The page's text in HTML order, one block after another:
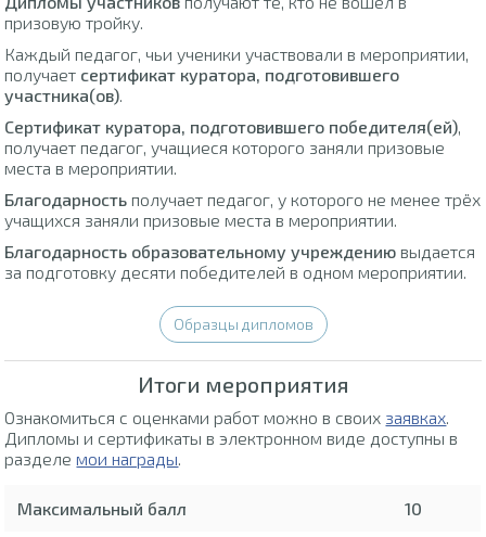
призовую тройку.
Каждый педагог, чьи ученики участвовали в мероприятии,
получает сертификат куратора, подготовившего
участника(ов).
Сертификат куратора, подготовившего победителя(ей),
получает педагог, учащиеся которого заняли призовые
места в мероприятии.
Благодарность получает педагог, у которого не менее трёх
учащихся заняли призовые места в мероприятии.
Благодарность образовательному учреждению выдается
за подготовку десяти победителей в одном мероприятии.
Образцы дипломов
Итоги мероприятия
Ознакомиться с оценками работ можно в своих заявках.
Дипломы и сертификаты в электронном виде доступны в
разделемои награды.
Максимальный балл 10